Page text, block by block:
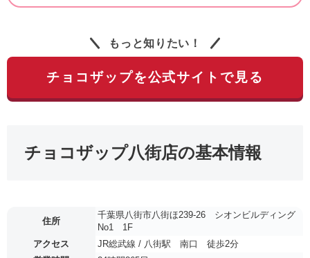
もっと知りたい！
チョコザップを公式サイトで見る
チョコザップ八街店の基本情報
住所
千葉県八街市八街ほ239-26 シオンビルディング
No1 1F
アクセス
JR総武線 / 八街駅 南口 徒歩2分